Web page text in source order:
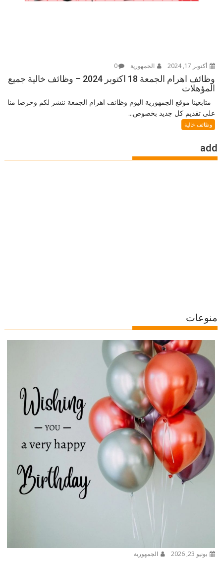
أكتوبر 17, 2024 الجمهورية 0
وظائف اهرام الجمعة 18 اكتوبر 2024 – وظائف خالية جميع
المؤهلات
متابعينا موقع الجمهورية اليوم وظائف اهرام الجمعة ننشر لكم وحرصا منا
على تقديم كل جديد بخصوص...
وظائف خالية
add
منوعات
يونيو 23, 2026 الجمهورية